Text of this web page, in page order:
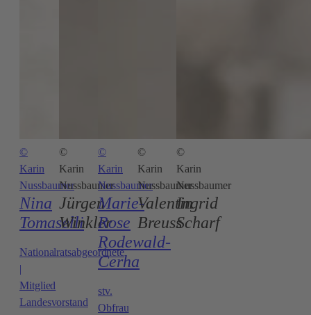
©
Karin
Nussbaumer
Nina
Tomaselli
Nationalratsabgeordnete
|
Mitglied
Landesvorstand
©
Karin
Nussbaumer
Jürgen
Winkler
©
Karin
Nussbaumer
Marie-
Rose
Rodewald-
Cerha
stv.
Obfrau
©
Karin
Nussbaumer
Valentin
Breuss
©
Karin
Nussbaumer
Ingrid
Scharf